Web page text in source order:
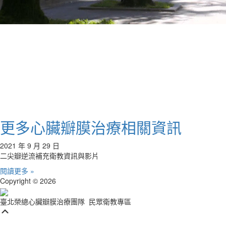
更多心臟瓣膜治療相關資訊
2021 年 9 月 29 日
二尖瓣逆流補充衛教資訊與影片
閱讀更多 »
Copyright © 2026
臺北榮總心臟瓣膜治療團隊 民眾衛教專區